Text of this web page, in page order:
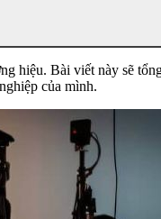
hiệu. Bài viết này sẽ
của mình.